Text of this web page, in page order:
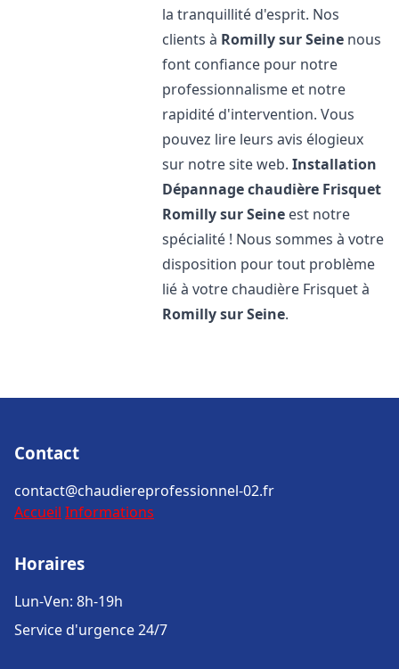
la tranquillité d'esprit. Nos
clients à Romilly sur Seine nous
font confiance pour notre
professionnalisme et notre
rapidité d'intervention. Vous
pouvez lire leurs avis élogieux
sur notre site web.Installation
Dépannage chaudière Frisquet
Romilly sur Seine est notre
spécialité ! Nous sommes à votre
disposition pour tout problème
lié à votre chaudière Frisquet à
Romilly sur Seine.
Contact
contact@chaudiereprofessionnel-02.fr
Accueil Informations
Horaires
Lun-Ven: 8h-19h
Service d'urgence 24/7